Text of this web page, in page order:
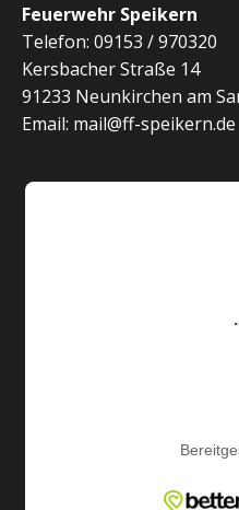
Feuerwehr Speikern
Telefon: 09153 / 970320
Kersbacher Straße 14
91233 Neunkirchen am
Email: mail@ff-speikern.de